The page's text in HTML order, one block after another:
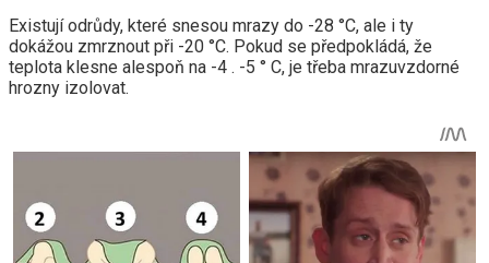
Existují odrůdy, které snesou mrazy do -28 °C, ale i ty
dokážou zmrznout při -20 °C. Pokud se předpokládá, že
teplota klesne alespoň na -4 . -5 ° C, je třeba mrazuvzdorné
hrozny izolovat.